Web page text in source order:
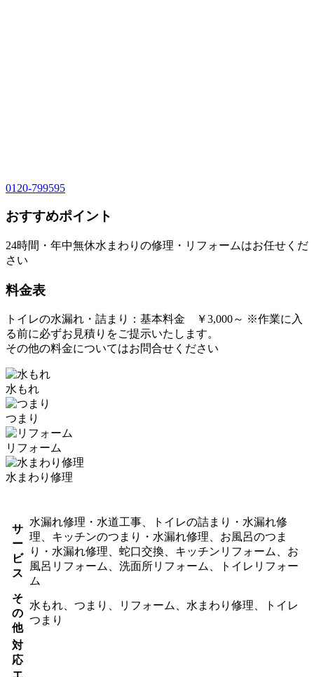
0120-799595
おすすめポイント
24時間・年中無休水まわりの修理・リフォームはお任せくだ
さい
料金表
トイレの水漏れ・詰まり：基本料金 ￥3,000～ ※作業に入
る前に必ずお見積りをご提示いたします。
その他の料金についてはお問合せください
水もれ
つまり
リフォーム
水まわり修理
サ
ー
ビ
ス
水漏れ修理・水道工事、トイレの詰まり・水漏れ修
理、キッチンのつまり・水漏れ修理、お風呂のつま
り・水漏れ修理、蛇口交換、キッチンリフォーム、お
風呂リフォーム、洗面所リフォーム、トイレリフォー
ム
そ
の
他
水もれ、つまり、リフォーム、水まわり修理、トイレ
つまり
対
応